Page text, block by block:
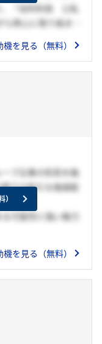
、「自利利他 公私
熱心に取り組まれ
社で働かれている
れまして、私が学
きました。このよ
にも強く魅力を感
を見る（無料）
プ企業の知見を融
での新たな価値創
可能性に強い魅力
向上させる技術開
プ企業が持つ技術に
究開発力を掛け合
現できると考えて
を見る（無料）